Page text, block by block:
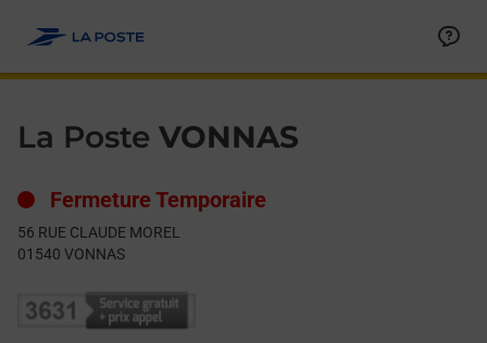
La Poste VONNAS
Fermeture Temporaire
56 RUE CLAUDE MOREL
01540 VONNAS